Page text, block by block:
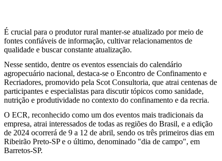
É crucial para o produtor rural manter-se atualizado por meio de
fontes confiáveis de informação, cultivar relacionamentos de
qualidade e buscar constante atualização.
Nesse sentido, dentre os eventos essenciais do calendário
agropecuário nacional, destaca-se o Encontro de Confinamento e
Recriadores, promovido pela Scot Consultoria, que atrai centenas de
participantes e especialistas para discutir tópicos como sanidade,
nutrição e produtividade no contexto do confinamento e da recria.
O ECR, reconhecido como um dos eventos mais tradicionais da
empresa, atrai interessados de todas as regiões do Brasil, e a edição
de 2024 ocorrerá de 9 a 12 de abril, sendo os três primeiros dias em
Ribeirão Preto-SP e o último, denominado "dia de campo", em
Barretos-SP.